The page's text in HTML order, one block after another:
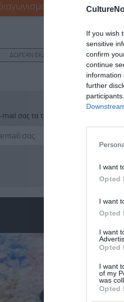
If you wish
sensitive
confirm
continue
information
further
I want
Opted
I want
Opted
I want
Opted
I want
of my
was
Opted
στο
ΔΩΡΕΑΝ ΕΚΔΗΛΩΣΕΙΣ
σας τα τελευταία νέα για την